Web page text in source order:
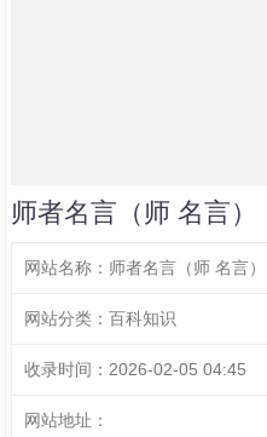
师者名言（师 名言）
网站名称： 师者名言（师 名言）
网站分类： 百科知识
收录时间： 2026-02-05 04:45
网站地址：